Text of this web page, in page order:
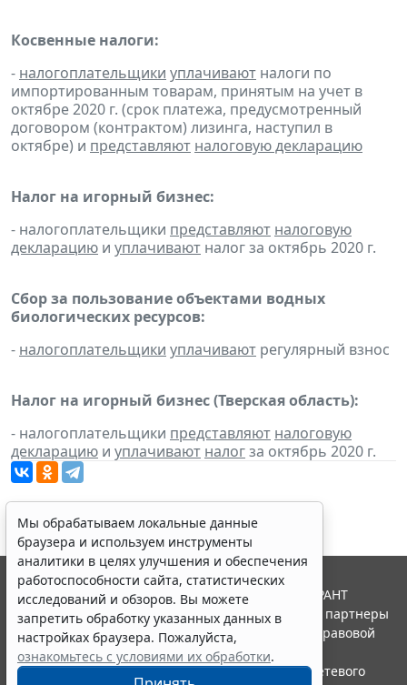
Косвенные налоги:
- налогоплательщики уплачивают налоги по
импортированным товарам, принятым на учет в
октябре 2020 г. (срок платежа, предусмотренный
договором (контрактом) лизинга, наступил в
октябре) и представляют налоговую декларацию
Налог на игорный бизнес:
- налогоплательщики представляют налоговую
декларацию и уплачивают налог за октябрь 2020 г.
Сбор за пользование объектами водных
биологических ресурсов:
- налогоплательщики уплачивают регулярный взнос
Налог на игорный бизнес (Тверская область):
- налогоплательщики представляют налоговую
декларацию и уплачивают налогза октябрь 2020 г.
Мы обрабатываем локальные данные
браузера и используем инструменты
аналитики в целях улучшения и обеспечения
работоспособности сайта, статистических
исследований и обзоров. Вы можете
запретить обработку указанных данных в
настройках браузера. Пожалуйста,
ознакомьтесь с условиями их обработки.
© ООО "НПП "ГАРАНТ-СЕРВИС", 2026. Система ГАРАНТ
выпускается с 1990 года. Компания "Гарант" и ее партнеры
являются участниками Российской ассоциации правовой
информации ГАРАНТ.
Портал ГАРАНТ.РУ зарегистрирован в качестве сетевого